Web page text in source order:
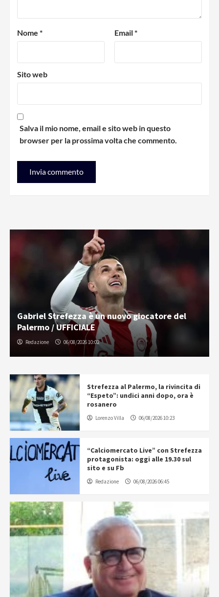
Nome * Email*
Sito web
Salva il mio nome, email e sito web in questo
browser per la prossima volta che commento.
Gabriel Strefezza è un nuovo giocatore del
Palermo / UFFICIALE
Redazione 06/08/2026 10:02
Strefezza al Palermo, la rivincita di
“Espeto”: undici anni dopo, ora è
rosanero
Lorenzo Villa 06/08/2026 10:23
“Calciomercato Live” con Strefezza
protagonista: oggi alle 19.30 sul
sito e su Fb
Redazione 06/08/2026 06:45